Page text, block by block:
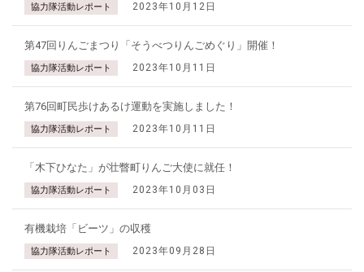
協力隊活動レポート 2023年10月12日
第47回りんごまつり「そうべつりんごめぐり」開催！
協力隊活動レポート 2023年10月11日
第76回町民歩けあるけ運動を実施しました！
協力隊活動レポート 2023年10月11日
「木下ひなた」が壮瞥町りんご大使に就任！
協力隊活動レポート 2023年10月03日
有機栽培「ビーツ」の収穫
協力隊活動レポート 2023年09月28日